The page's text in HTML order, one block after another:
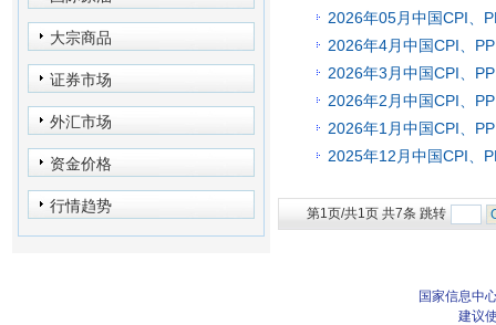
大宗商品
证券市场
外汇市场
资金价格
行情趋势
2026年05月中国CPI、
2026年4月中国CPI、
2026年3月中国CPI、
2026年2月中国CPI、
2026年1月中国CPI、
2025年12月中国CPI、
第1页/共1页 共7条 跳转
国家信息中
建议